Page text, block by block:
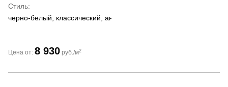
Стиль
черно-белый, классический, античный
Цена от: 8 930 руб./м2